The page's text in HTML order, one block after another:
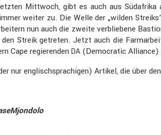
Mittwoch, gibt es auch aus
weiter zu. Die Welle der „wilden
nun auch die zweite verblie­bene
Streik getreten. Jetzt auch die
Cape regie­renden DA (Democratic Alliance)
nur englisch­spra­chigen) Artikel, die über